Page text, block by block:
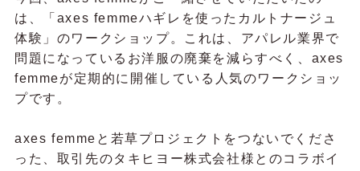
は、「axes femmeハギレを使ったカルトナージュ
体験」のワークショップ。これは、アパレル業界で
問題になっているお洋服の廃棄を減らすべく、axes
femmeが定期的に開催している人気のワークショッ
プです。
axes femmeと若草プロジェクトをつないでくださ
った、取引先のタキヒヨー株式会社様とのコラボイ